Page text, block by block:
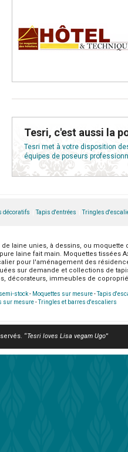
Tesri, c'est aussi la
Tesri met à votre disposition
équipes de poseurs
décoratifs Tapis d'entrées Tringles
de laine unies, à dessins, ou
laine fait main. Moquettes
pour l'aménagement des
sur demande et collections de
décorateurs, immeubles de
stock- Moquettes sur mesure-Tapis
sur mesure-Tringles et barres d'escaliers
“Tesri loves Lisa vegam Ugo”